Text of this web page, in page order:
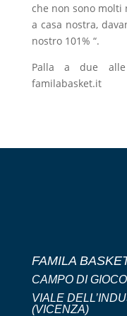
che non sono molti
a casa nostra,
nostro 101% “.
Palla a due
familabasket.it
FAMILA
CAMPO DI
VIALE
(VICENZA)